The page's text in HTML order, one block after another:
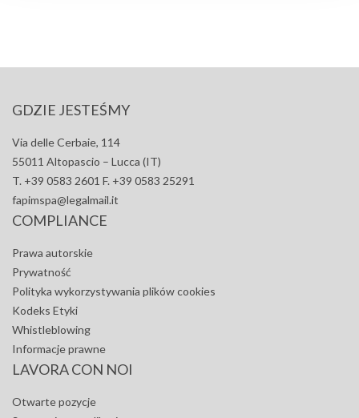
GDZIE JESTEŚMY
Via delle Cerbaie, 114
55011 Altopascio – Lucca (IT)
T. +39 0583 2601 F. +39 0583 25291
fapimspa@legalmail.it
COMPLIANCE
Prawa autorskie
Prywatność
Polityka wykorzystywania plików cookies
Kodeks Etyki
Whistleblowing
Informacje prawne
LAVORA CON NOI
Otwarte pozycje